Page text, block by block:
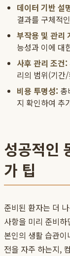
데이터 기반 설
결과를 구체적
부작용 및 관리
능성과 이에 대
사후 관리 조건:
리의 범위(기간
비용 투명성:
지 확인하여 추
성공적인
가 팁
준비된 환자는 더
사항을 미리 준비
본인의 생활 습관
전을 자주 하는지,